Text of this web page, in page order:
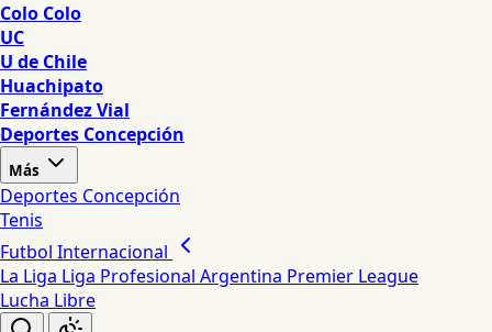
Colo Colo
UC
U de Chile
Huachipato
Fernández Vial
Deportes Concepción
Más
Deportes Concepción
Tenis
Futbol Internacional
La Liga Liga Profesional Argentina Premier League
Lucha Libre